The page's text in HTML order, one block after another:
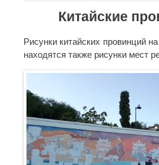
Китайские
Рисунки китайских провинций
находятся также рисунки мест